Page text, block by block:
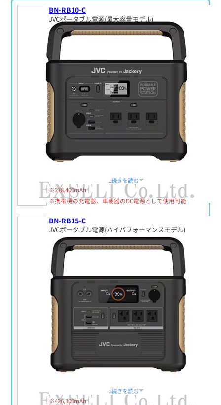
BN-RB10-C
JVCポータブル電源(最大容量モデル)
...続きを読む
※278,400mAh
※携帯機の充電器、車載器のDC電源として使用可能
BN-RB15-C
JVCポータブル電源(ハイパフォーマンスモデル)
...続きを読む
※426,300mAh